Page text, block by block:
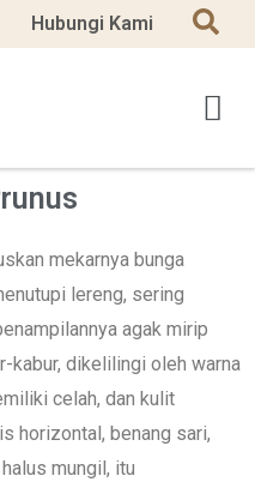
Hubungi Kami
mekarnya bunga
lereng, sering
agak mirip
kabur, dikelilingi oleh warna
celah, dan kulit
horizontal, benang sari,
mungil, itu